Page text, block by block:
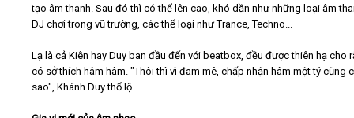
tạo âm thanh. Sau đó thì có thể lên cao, khó dần như những loại âm
DJ chơi trong vũ trường, các thể loại như Trance, Techno...
Lạ là cả Kiên hay Duy ban đầu đến với beatbox, đều được thiên hạ cho
có sở thích hâm hâm. "Thôi thì vì đam mê, chấp nhận hâm một tý cũng
sao", Khánh Duy thổ lộ.